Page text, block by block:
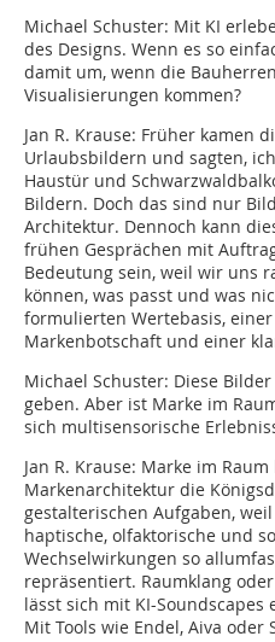
Michael Schuster: Mit KI
des Designs. Wenn es so
damit um, wenn die
Visualisierungen kommen?
Jan R. Krause: Früher kamen
Urlaubsbildern und sagten,
Haustür und
Bildern. Doch das sind nur
Architektur. Dennoch kann
frühen Gesprächen mit
Bedeutung sein, weil wir uns
können, was passt und was
formulierten Wertebasis,
Markenbotschaft und einer
Michael Schuster: Diese
geben. Aber ist Marke im
sich multi­sensorische
Jan R. Krause: Marke im
Markenarchitektur die
gestalterischen Aufgaben,
haptische, olfaktorische und
Wechselwirkungen so
repräsentiert. Raumklang
lässt sich mit KI-
Mit Tools wie Endel, Aiva oder